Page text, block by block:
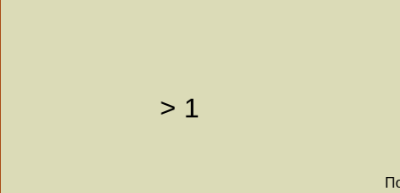
> 1